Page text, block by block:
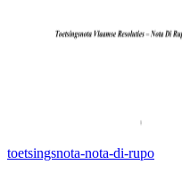
toetsingsnota-nota-di-rupo